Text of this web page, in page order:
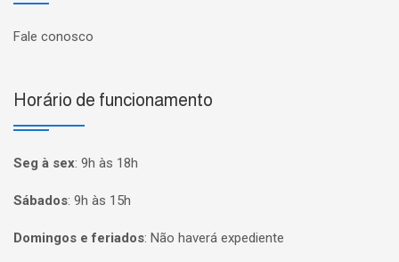
Fale conosco
Horário de funcionamento
Seg à sex: 9h às 18h
Sábados: 9h às 15h
Domingos e feriados: Não haverá expediente